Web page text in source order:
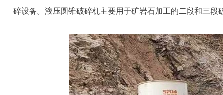
碎设备。液压圆锥破碎机主要用于矿岩石加工的二段和三段